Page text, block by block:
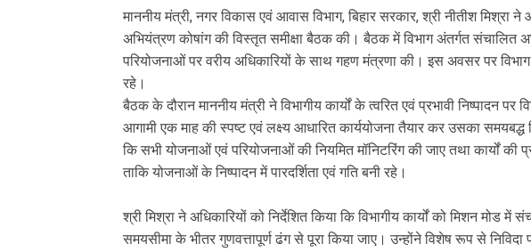
माननीय मंत्री, नगर विकास एवं आवास विभाग, बिहार सरकार, श्री नीतीश
अभियंत्रण कोषांग की विस्तृत समीक्षा बैठक की। बैठक में विभाग अंतर्गत संचालित
परियोजनाओं पर वरीय अधिकारियों के साथ गहण मंत्रणा की। इस अवसर पर
रहे।
बैठक के दौरान माननीय मंत्री ने विभागीय कार्यों के त्वरित एवं प्रभावी निष्पादन पर
आगामी एक माह की स्पष्ट एवं लक्ष्य आधारित कार्ययोजना तैयार कर उसका
कि सभी योजनाओं एवं परियोजनाओं की नियमित मॉनिटरिंग की जाए तथा कार्यों की
ताकि योजनाओं के निष्पादन में पारदर्शिता एवं गति बनी रहे।
श्री मिश्रा ने अधिकारियों को निर्देशित किया कि विभागीय कार्यों को मिशन मोड
समयसीमा के भीतर गुणवत्तापूर्ण ढंग से पूरा किया जाए। उन्होंने विशेष रूप से